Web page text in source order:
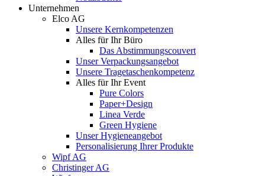
Unternehmen
Elco AG
Unsere Kernkompetenzen
Alles für Ihr Büro
Das Abstimmungscouvert
Unser Verpackungsangebot
Unsere Tragetaschenkompetenz
Alles für Ihr Event
Pure Colors
Paper+Design
Linea Verde
Green Hygiene
Unser Hygieneangebot
Personalisierung Ihrer Produkte
Wipf AG
Christinger AG